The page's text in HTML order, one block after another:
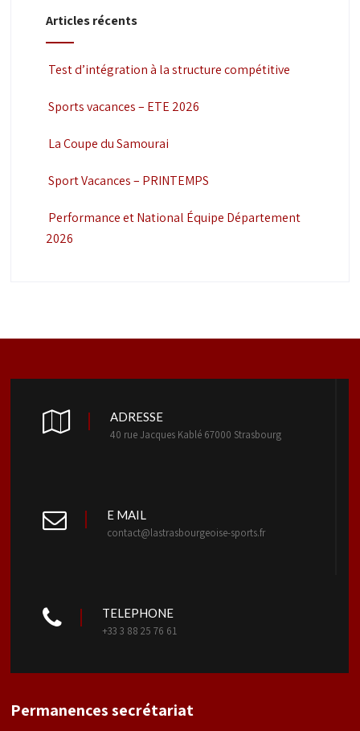
Articles récents
Test d’intégration à la structure compétitive
Sports vacances – ETE 2026
La Coupe du Samourai
Sport Vacances – PRINTEMPS
Performance et National Équipe Département
2026
ADRESSE
40 rue Jacques Kablé 67000 Strasbourg
E MAIL
contact@lastrasbourgeoise-sports.fr
TELEPHONE
+33 3 88 25 76 61
Permanences secrétariat